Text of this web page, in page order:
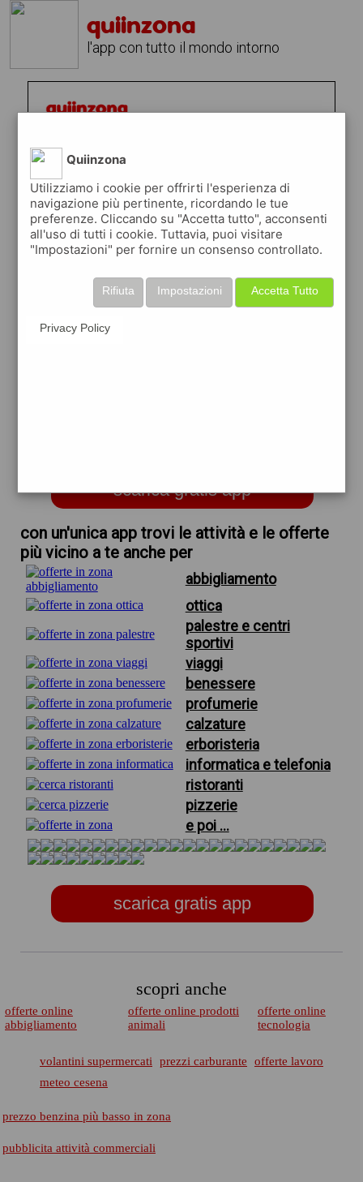
quiinzona
l'app con tutto il mondo intorno
scarica gratis app
con un'unica app trovi le attività e le offerte
più vicino a te anche per
abbigliamento
ottica
palestre e centri
sportivi
viaggi
benessere
profumerie
calzature
erboristeria
informatica e telefonia
ristoranti
pizzerie
e poi ...
scarica gratis app
scopri anche
offerte online
abbigliamento
offerte online prodotti
animali
offerte online
tecnologia
volantini supermercati prezzi carburante
offerte lavoro
meteo cesena
prezzo benzina più basso in zona
pubblicita attività commerciali
Quiinzona
Utilizziamo i cookie per offrirti l'esperienza di
navigazione più pertinente, ricordando le tue
preferenze. Cliccando su "Accetta tutto", acconsenti
all'uso di tutti i cookie. Tuttavia, puoi visitare
"Impostazioni" per fornire un consenso controllato.
Accetta Tutto
Impostazioni
Rifiuta
Privacy Policy